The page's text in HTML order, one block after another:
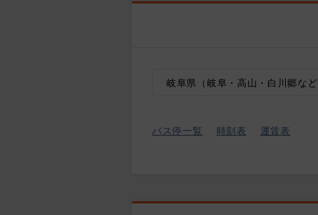
岐阜県（岐阜・高山・白川郷など
バス停一覧 時刻表 運賃表